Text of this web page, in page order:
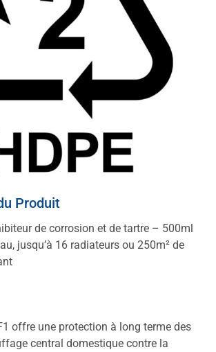
Produit
de corrosion et de tartre – 500ml
jusqu’à 16 radiateurs ou 250m² de
offre une protection à long terme des
central domestique contre la